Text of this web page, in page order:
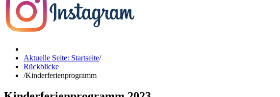
Aktuelle Seite: Startseite/
Rückblicke
/Kinderferienprogramm